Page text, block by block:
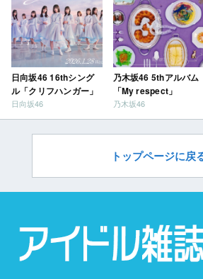
日向坂46 16thシング
ル「クリフハンガー」
日向坂46
乃木坂46 5thアルバム
「My respect」
乃木坂46
トップページに戻